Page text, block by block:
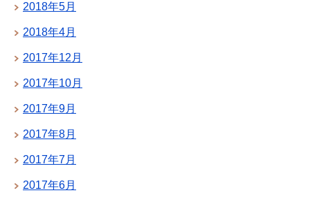
2018年5月
2018年4月
2017年12月
2017年10月
2017年9月
2017年8月
2017年7月
2017年6月